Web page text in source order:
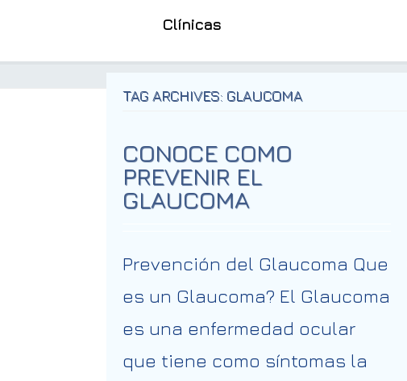
Clínicas
TAG ARCHIVES: GLAUCOMA
CONOCE COMO
PREVENIR EL
GLAUCOMA
Prevención del Glaucoma Que
es un Glaucoma? El Glaucoma
es una enfermedad ocular
que tiene como síntomas la